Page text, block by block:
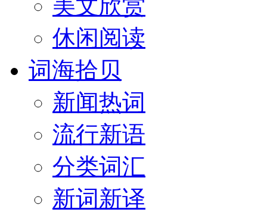
美文欣赏
休闲阅读
词海拾贝
新闻热词
流行新语
分类词汇
新词新译